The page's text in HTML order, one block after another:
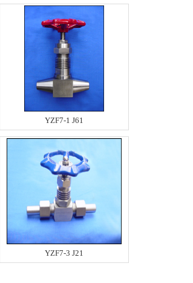
YZF7-1 J61
YZF7-3 J21